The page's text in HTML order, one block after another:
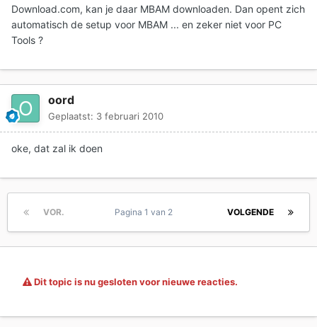
Download.com, kan je daar MBAM downloaden. Dan opent zich
automatisch de setup voor MBAM ... en zeker niet voor PC
Tools ?
oord
Geplaatst: 3 februari 2010
oke, dat zal ik doen
VOR. VOLGENDE
Pagina 1 van 2
Dit topic is nu gesloten voor nieuwe reacties.